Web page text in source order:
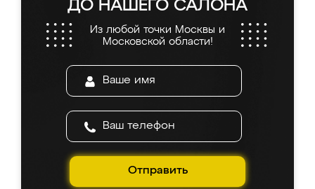
ДО НАШЕГО САЛОНА
Из любой точки Москвы и
Московской области!
Отправить